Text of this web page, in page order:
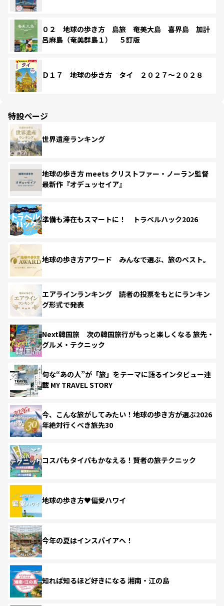
０２ 地球の歩き方 島旅 奄美大島 喜界島 加計
呂麻島（奄美群島１） ５訂版
Ｄ１７ 地球の歩き方 タイ ２０２７～２０２８
特設ページ
世界遺産ランキング
地球の歩き方 meets クリストファー・ノーラン監督
最新作『オデュッセイア』
準備も滞在もスマートに！ トラベルハック2026
地球の歩き方アワード みんなで選ぶ、旅のベスト。
エアラインランキング 読者の投票をもとにランキン
グ形式で発表
Next韓国旅 次の韓国旅行がもっと楽しくなる 旅先・
グルメ・テクニック
旬な“あの人”が「旅」をテーマに語るインタビュー連
載 MY TRAVEL STORY
今、こんな旅がしてみたい！地球の歩き方が選ぶ2026
年絶対行くべき旅先30
コスパもタイパもかなえる！賢者の旅テクニック
地球の歩き方♥偏愛ハワイ
今年の夏はインスパイアへ！
知れば知るほど好きになる 湘南・江の島